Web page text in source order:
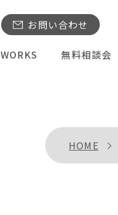
WORKS 無料相談会
お問い合わせ
HOME